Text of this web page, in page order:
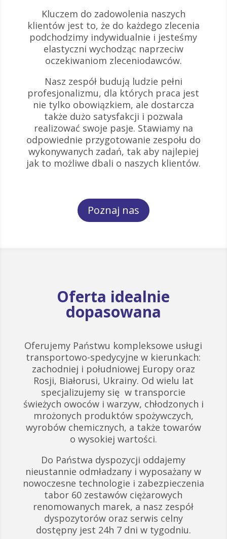
Kluczem do zadowolenia naszych
klientów jest to, że do każdego zlecenia
podchodzimy indywidualnie i jesteśmy
elastyczni wychodząc naprzeciw
oczekiwaniom zleceniodawców.
Nasz zespół budują ludzie pełni
profesjonalizmu, dla których praca jest
nie tylko obowiązkiem, ale dostarcza
także dużo satysfakcji i pozwala
realizować swoje pasje. Stawiamy na
odpowiednie przygotowanie zespołu do
wykonywanych zadań, tak aby najlepiej
jak to możliwe dbali o naszych klientów.
Poznaj nas
Oferta idealnie
dopasowana
Oferujemy Państwu kompleksowe usługi
transportowo-spedycyjne w kierunkach:
zachodniej i południowej Europy oraz
Rosji, Białorusi, Ukrainy. Od wielu lat
specjalizujemy się w transporcie
świeżych owoców i warzyw, chłodzonych i
mrożonych produktów spożywczych,
wyrobów chemicznych, a także towarów
o wysokiej wartości.
Do Państwa dyspozycji oddajemy
nieustannie odmładzany i wyposażany w
nowoczesne technologie i zabezpieczenia
tabor 60 zestawów ciężarowych
renomowanych marek, a nasz zespół
dyspozytorów oraz serwis celny
dostępny jest 24h 7 dni w tygodniu.